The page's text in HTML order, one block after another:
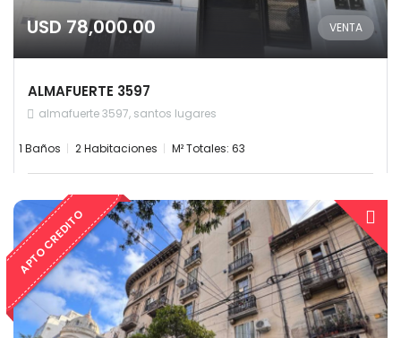
USD 78,000.00 VENTA
ALMAFUERTE 3597
almafuerte 3597, santos lugares
1 Baños 2 Habitaciones M² Totales: 63
APTO CREDITO